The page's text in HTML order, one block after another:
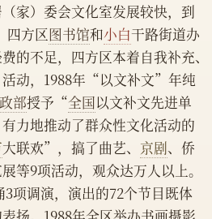
家）委会文化室发展较快，到
四方区图书馆和小白干路街道办
的不足，四方区本着自我补充、
动，1988年“以文补文”年纯
部授予“全国以文补文先进单
力地推动了群众性文化活动的
大联欢”，搞了曲艺、 京剧、侨
等9项活动，观众达万人以上。
项调演，演出的72个节目既体